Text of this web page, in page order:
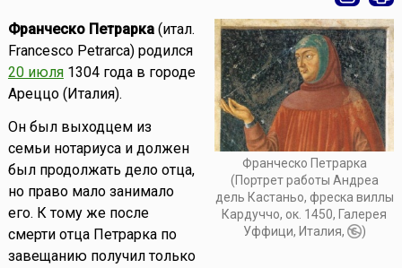
Франческо Петрарка
(Портрет работы Андреа
дель Кастаньо, фреска виллы
Кардуччо, ок. 1450, Галерея
Уффици, Италия,
)
Франческо Петрарка(итал.
Francesco Petrarca) родился
20 июля1304 года в городе
Ареццо (Италия).
Он был выходцем из
семьи нотариуса и должен
был продолжать дело отца,
но право мало занимало
его. К тому же после
смерти отца Петрарка по
завещанию получил только